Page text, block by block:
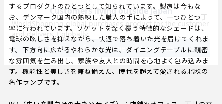
するプロダクトのひとつとして知られています。製造は今もな
お、デンマーク国内の熟練した職人の手によって、一つひとつ丁
寧に行われています。ソケットを深く覆う特徴的なシェードは、
電球の眩しさを抑えながら、快適で落ち着いた光を届けてくれま
す。下方向に広がるやわらかな光は、ダイニングテーブルに親密
な雰囲気を生み出し、家族や友人との時間を心地よく包み込みま
す。機能性と美しさを兼ね備えた、時代を超えて愛される北欧の
名作ランプです。